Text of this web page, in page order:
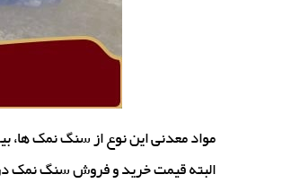
مواد معدنی این نوع از سنگ نمک
البته قیمت خرید و فروش سنگ نمک در